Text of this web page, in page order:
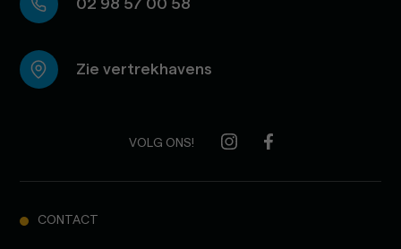
02 98 57 00 58
Zie vertrekhavens
VOLG ONS!
CONTACT